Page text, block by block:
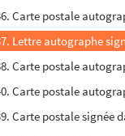
Carte postale
Lettre autographe
Carte postale
Carte postale
Carte postale signée